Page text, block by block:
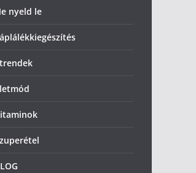
nyeld le